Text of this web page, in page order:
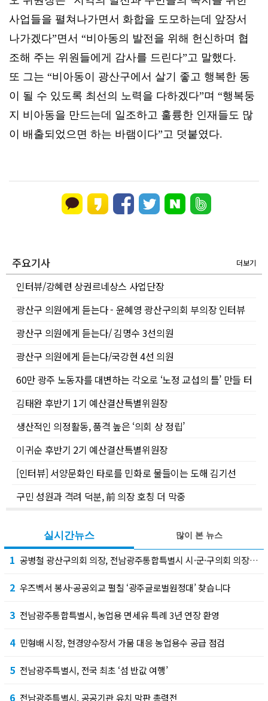
사업들을 펼쳐나가면서 화합을 도모하는데 앞장서
나가겠다”면서 “비아동의 발전을 위해 헌신하며 협
조해 주는 위원들에게 감사를 드린다”고 말했다.
또 그는 “비아동이 광산구에서 살기 좋고 행복한 동
이 될 수 있도록 최선의 노력을 다하겠다”며 “행복둥
지 비아동을 만드는데 일조하고 훌륭한 인재들도 많
이 배출되었으면 하는 바램이다”고 덧붙였다.
주요기사 더보기
인터뷰/강혜련 상권르네상스 사업단장
광산구 의원에게 듣는다 - 윤혜영 광산구의회 부의장 인터뷰
광산구 의원에게 듣는다/ 김명수 3선의원
광산구 의원에게 듣는다/국강현 4선 의원
60만 광주 노동자를 대변하는 각오로 ‘노정 교섭의 틀’ 만들 터
김태완 후반기 1기 예산결산특별위원장
생산적인 의정활동, 품격 높은 ‘의회 상 정립’
이귀순 후반기 2기 예산결산특별위원장
[인터뷰] 서양문화인 타로를 민화로 물들이는 도해 김기선
구민 성원과 격려 덕분, 前 의장 호칭 더 막중
실시간뉴스
1 공병철 광산구의회 의장, 전남광주통합특별시 시·군·구의회 의장협의회 부회장 선출
2 우즈벡서 봉사·공공외교 펼칠 ‘광주글로벌원정대’ 찾습니다
3 전남광주통합특별시, 농업용 면세유 특례 3년 연장 환영
4 민형배 시장, 현경양수장서 가뭄 대응 농업용수 공급 점검
5 전남광주특별시, 전국 최초 ‘섬 반값 여행’
6 전남광주특별시, 공공기관 유치 막판 총력전
많이 본 뉴스